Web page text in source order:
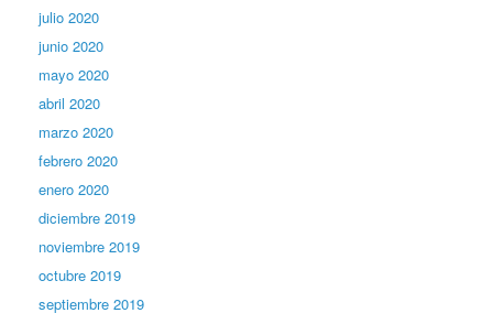
julio 2020
junio 2020
mayo 2020
abril 2020
marzo 2020
febrero 2020
enero 2020
diciembre 2019
noviembre 2019
octubre 2019
septiembre 2019